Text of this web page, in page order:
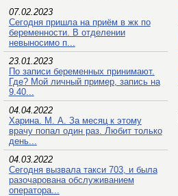
07.02.2023
Сегодня пришла на приём в жк по
беременности. В отделении
невыносимо п...
23.01.2023
По записи беременных принимают.
Где? Мой личный пример, запись на
9.40...
04.04.2022
Харина. М. А. За месяц к этому
врачу попал один раз. Любит только
день...
04.03.2022
Сегодня вызвала такси 703, и была
разочарована обслуживанием
оператора...